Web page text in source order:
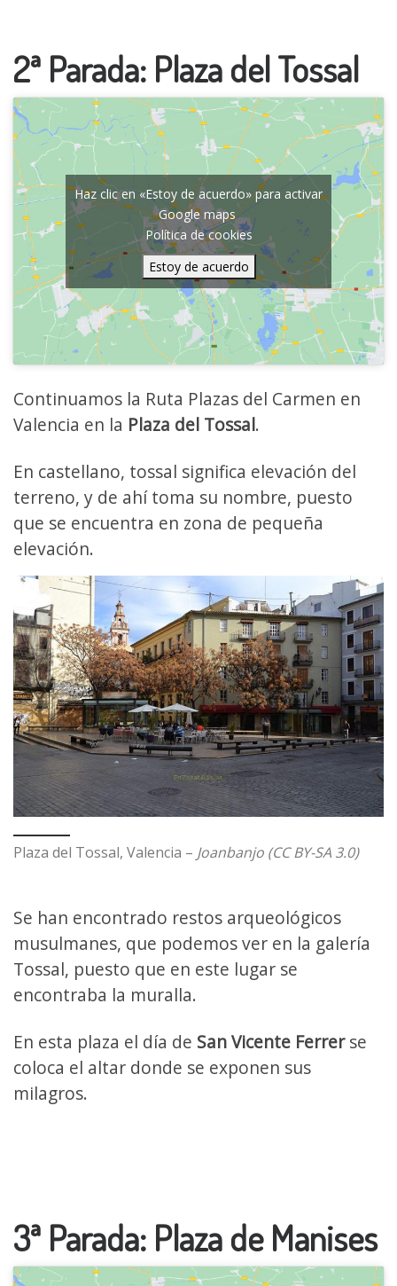
2ª Parada: Plaza del Tossal
Haz clic en «Estoy de acuerdo» para activar
Google maps
Política de cookies
Estoy de acuerdo
Continuamos la Ruta Plazas del Carmen en
Valencia en la Plaza del Tossal.
En castellano, tossal significa elevación del
terreno, y de ahí toma su nombre, puesto
que se encuentra en zona de pequeña
elevación.
Plaza del Tossal, Valencia – Joanbanjo (CC BY-SA 3.0)
Se han encontrado restos arqueológicos
musulmanes, que podemos ver en la galería
Tossal, puesto que en este lugar se
encontraba la muralla.
En esta plaza el día de San Vicente Ferrerse
coloca el altar donde se exponen sus
milagros.
3ª Parada: Plaza de Manises